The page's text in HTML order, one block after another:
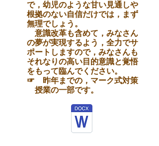
で，幼児のような甘い見通しや
根拠のない自信だけでは，まず
無理でしょう。
意識改革も含めて，みなさん
の夢が実現するよう，全力でサ
ポートしますので，みなさんも
それなりの高い目的意識と覚悟
をもって臨んでください。
☞ 昨年までの，マーク式対策
​ 授業の一部です。